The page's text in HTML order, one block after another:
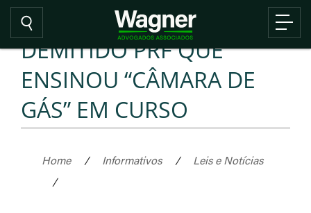
DEMITIDO PRF QUE
ENSINOU “CÂMARA DE
GÁS” EM CURSO
Home / Informativos /
Leis e Notícias
/